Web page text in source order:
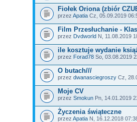
Fiołek Oriona (zbiór
przez Apatia Cz, 05.09.2019
Film Przesłuchanie -
przez Dvdworld N, 11.08.2019
ile kosztuje wydanie
przez Forad78 So, 03.08.2019
O butach///
przez dwanasciegroszy Cz,
Moje CV
przez Smokun Pn, 14.01.2019
Życzenia świąteczne
przez Apatia N, 16.12.2018